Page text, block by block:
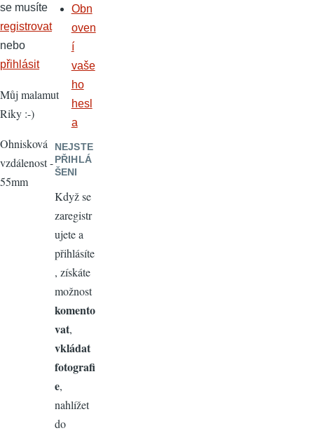
se musíte
registrovat
nebo
přihlásit
Můj malamut
Riky :-)
Ohnisková
vzdálenost -
55mm
Obn
oven
í
vaše
ho
hesl
a
NEJSTE
PŘIHLÁ
ŠENI
Když se
zaregistr
ujete a
přihlásíte
, získáte
možnost
komento
vat,
vkládat
fotografi
e,
nahlížet
do